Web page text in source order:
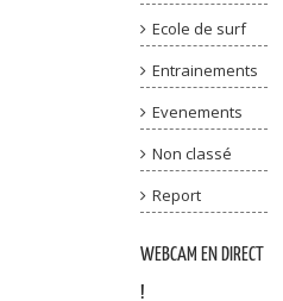
Ecole de surf
Entrainements
Evenements
Non classé
Report
WEBCAM EN DIRECT
!